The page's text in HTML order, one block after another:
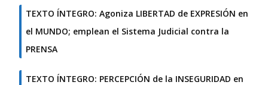
TEXTO ÍNTEGRO: Agoniza LIBERTAD de EXPRESIÓN en
el MUNDO; emplean el Sistema Judicial contra la
PRENSA
TEXTO ÍNTEGRO: PERCEPCIÓN de la INSEGURIDAD en